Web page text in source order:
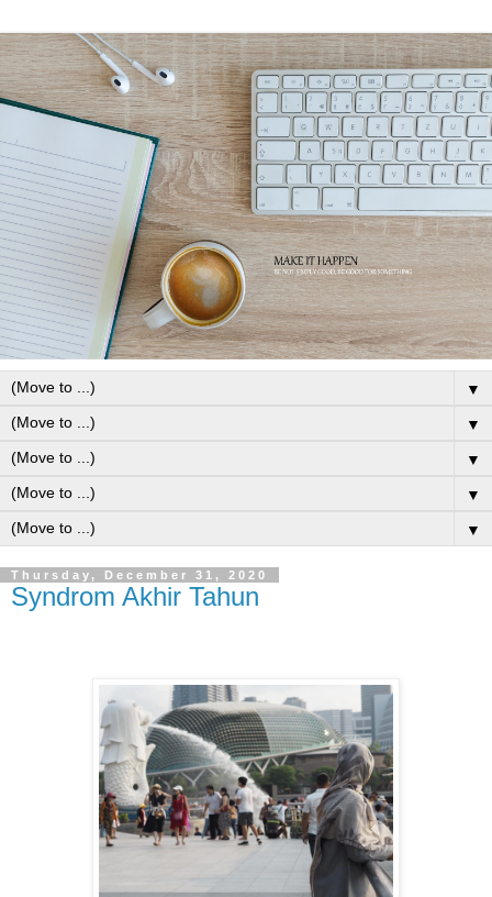
▼
▼
▼
▼
▼
Thursday, December 31, 2020
Syndrom Akhir Tahun